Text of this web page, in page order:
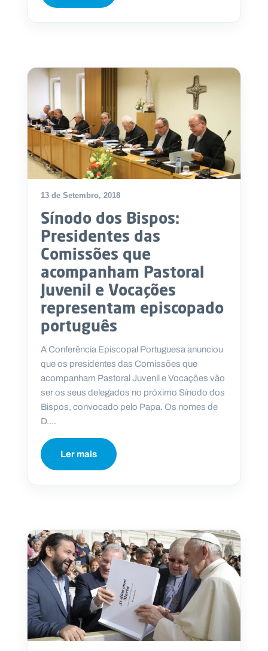
13 de Setembro, 2018
Sínodo dos Bispos:
Presidentes das
Comissões que
acompanham Pastoral
Juvenil e Vocações
representam episcopado
português
A Conferência Episcopal Portuguesa anunciou
que os presidentes das Comissões que
acompanham Pastoral Juvenil e Vocações vão
ser os seus delegados no próximo Sínodo dos
Bispos, convocado pelo Papa. Os nomes de
D....
Ler mais